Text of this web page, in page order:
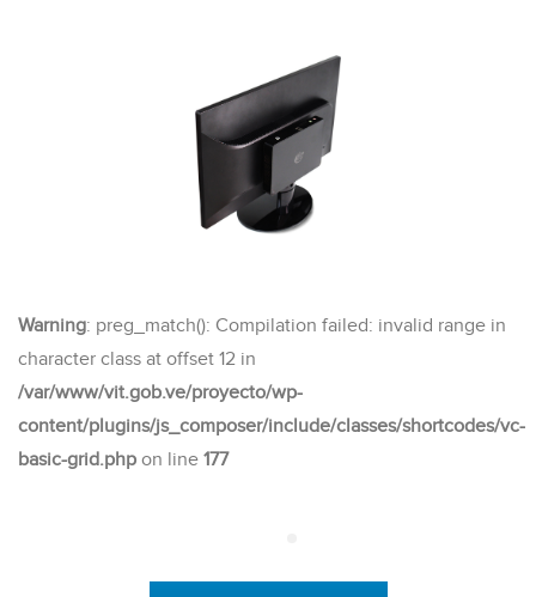
Warning: preg_match(): Compilation failed: invalid range in
character class at offset 12 in
/var/www/vit.gob.ve/proyecto/wp-
content/plugins/js_composer/include/classes/shortcodes/vc-
basic-grid.php on line 177